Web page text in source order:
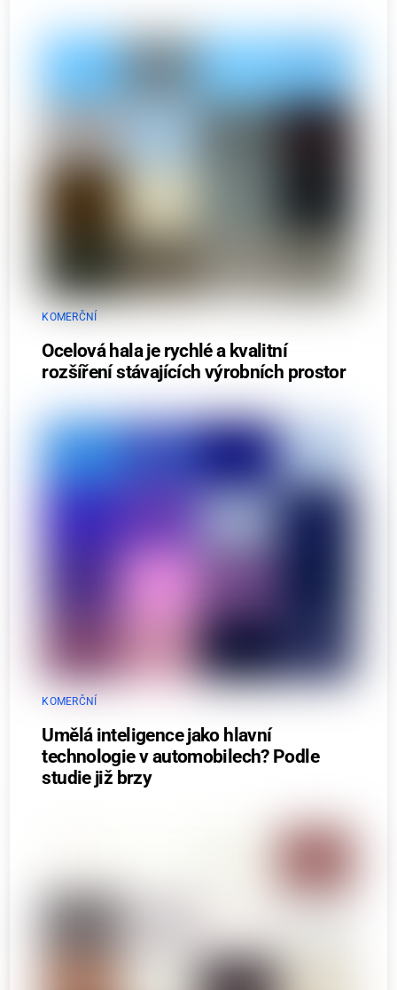
KOMERČNÍ
Ocelová hala je rychlé a kvalitní
rozšíření stávajících výrobních prostor
KOMERČNÍ
Umělá inteligence jako hlavní
technologie v automobilech? Podle
studie již brzy